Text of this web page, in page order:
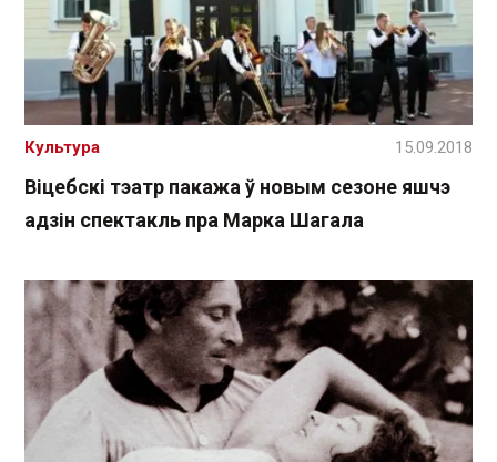
Віцебскі тэатр пакажа ў новым сезоне яшчэ
адзін спектакль пра Марка Шагала
Культура 15.09.2018